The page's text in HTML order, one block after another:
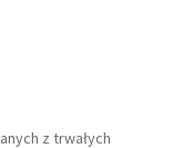
z trwałych